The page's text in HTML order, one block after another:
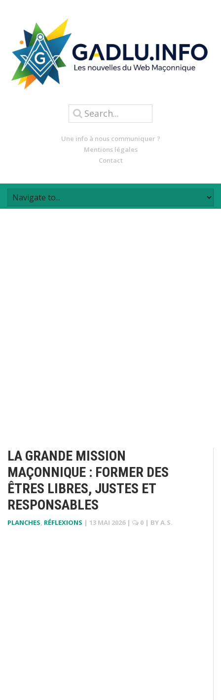
Une info à nous communiquer ?
Mentions légales
Contact
LA GRANDE MISSION
MAÇONNIQUE : FORMER DES
ÊTRES LIBRES, JUSTES ET
RESPONSABLES
PLANCHES, RÉFLEXIONS | 13 MAI 2026 | 0 | BYA.S.